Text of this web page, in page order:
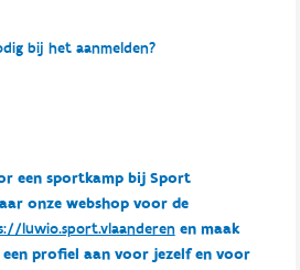
bij het aanmelden?
een sportkamp bij Sport
onze webshop voor de
luwio.sport.vlaanderenen maak
een profiel aan voor jezelf en voor